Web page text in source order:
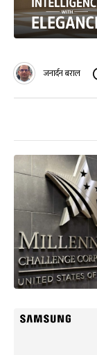
जनार्दन बराल